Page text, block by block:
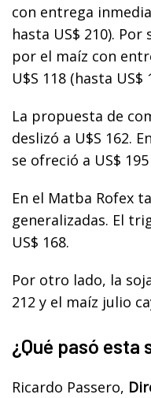
con entrega
hasta US$ 210).
por el maíz con
U$S 118 (hasta US$
La propuesta de
deslizó a U$S 162.
se ofreció a US$
En el Matba Rofex
generalizadas. El
US$ 168.
Por otro lado, la
212 y el maíz julio
¿Qué pasó esta
Ricardo Passero,